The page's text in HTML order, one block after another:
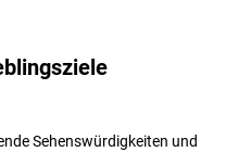
Sehenswürdigkeiten und